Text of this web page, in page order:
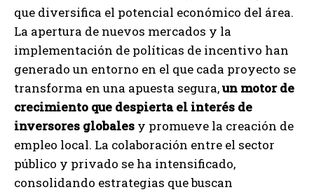
que diversifica el potencial económico del área.
La apertura de nuevos mercados y la
implementación de políticas de incentivo han
generado un entorno en el que cada proyecto se
transforma en una apuesta segura,un motor de
crecimiento que despierta el interés de
inversores globales y promueve la creación de
empleo local. La colaboración entre el sector
público y privado se ha intensificado,
consolidando estrategias que buscan